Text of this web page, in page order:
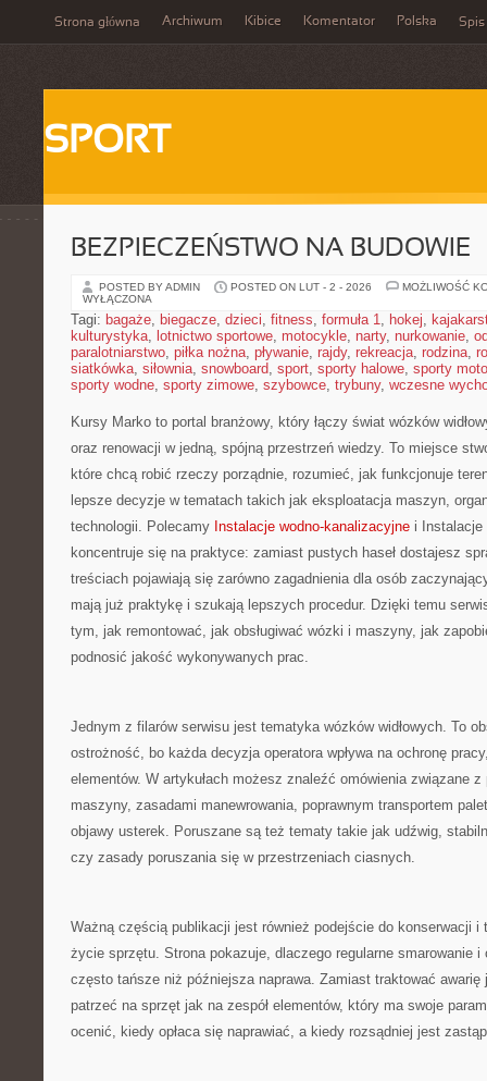
Strona główna Archiwum Kibice Komentator Polska Spis
SPORT
BEZPIECZEŃSTWO NA BUDOWIE
POSTED BY ADMIN POSTED ON LUT - 2 - 2026
MOŻLIWOŚĆ
WYŁĄCZONA
Tagi: bagaże, biegacze, dzieci, fitness, formuła 1, hokej,
kulturystyka, lotnictwo sportowe, motocykle, narty, nurkowanie,
paralotniarstwo, piłka nożna, pływanie, rajdy, rekreacja, rodzina,
siatkówka, siłownia, snowboard, sport, sporty halowe, sporty
sporty wodne, sporty zimowe, szybowce, trybuny, wczesne
Kursy Marko to portal branżowy, który łączy świat wózków
oraz renowacji w jedną, spójną przestrzeń wiedzy. To miejsce
które chcą robić rzeczy porządnie, rozumieć, jak funkcjonuje
lepsze decyzje w tematach takich jak eksploatacja maszyn,
technologii. Polecamy Instalacje wodno-kanalizacyjne i Instalacje
koncentruje się na praktyce: zamiast pustych haseł dostajesz
treściach pojawiają się zarówno zagadnienia dla osób
mają już praktykę i szukają lepszych procedur. Dzięki temu
tym, jak remontować, jak obsługiwać wózki i maszyny, jak
podnosić jakość wykonywanych prac.
Jednym z filarów serwisu jest tematyka wózków widłowych. To
ostrożność, bo każda decyzja operatora wpływa na ochronę
elementów. W artykułach możesz znaleźć omówienia związane
maszyny, zasadami manewrowania, poprawnym transportem
objawy usterek. Poruszane są też tematy takie jak udźwig,
czy zasady poruszania się w przestrzeniach ciasnych.
Ważną częścią publikacji jest również podejście do konserwacji i
życie sprzętu. Strona pokazuje, dlaczego regularne smarowanie i
często tańsze niż późniejsza naprawa. Zamiast traktować awarię
patrzeć na sprzęt jak na zespół elementów, który ma swoje
ocenić, kiedy opłaca się naprawiać, a kiedy rozsądniej jest